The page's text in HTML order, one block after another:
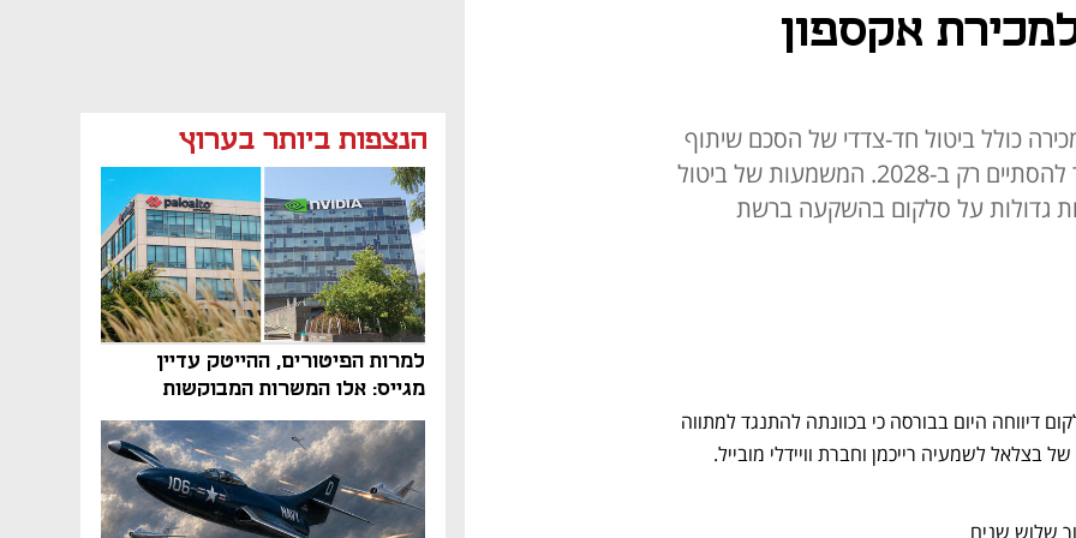
הנצפות ביותר בערוץ
למרות הפיטורים, ההייטק עדיין
מגייס: אלו המשרות המבוקשות
והטיפים שיביאו אתכם לשם
אקספון
כולל ביטול חד-צדדי של הסכם שיתוף
הרשתות בינה לבין אקספון שאמור להסתיים רק ב-2028. המשמעות של ביטול
גדולות על סלקום בהשקעה ברשת
של בצלאל לשמעיה רייכמן וחברת וויידלי מובייל.
שלוש שנים